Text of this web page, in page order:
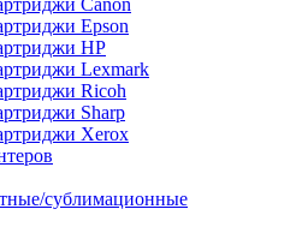
Canon
Epson
HP
Lexmark
Ricoh
Sharp
Xerox
сублимационные